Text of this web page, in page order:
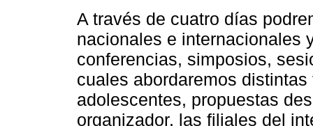
A través de cuatro días
nacionales e internacionales
conferencias, simposios,
cuales abordaremos
adolescentes, propuestas
organizador, las filiales del